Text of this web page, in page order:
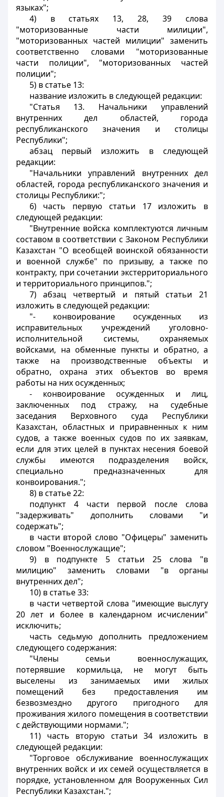
языках";
4) в статьях 13, 28, 39 слова
"моторизованные части милиции",
"моторизованных частей милиции" заменить
соответственно словами "моторизованные
части полиции", "моторизованных частей
полиции";
5) в статье 13:
название изложить в следующей редакции:
"Статья 13. Начальники управлений
внутренних дел областей, города
республиканского значения и столицы
Республики";
абзац первый изложить в следующей
редакции:
"Начальники управлений внутренних дел
областей, города республиканского значения и
столицы Республики:";
6) часть первую статьи 17 изложить в
следующей редакции:
"Внутренние войска комплектуются личным
составом в соответствии с Законом Республики
Казахстан "О всеобщей воинской обязанности
и военной службе" по призыву, а также по
контракту, при сочетании экстерриториального
и территориального принципов.";
7) абзац четвертый и пятый статьи 21
изложить в следующей редакции:
"- конвоирование осужденных из
исправительных учреждений уголовно-
исполнительной системы, охраняемых
войсками, на обменные пункты и обратно, а
также на производственные объекты и
обратно, охрана этих объектов во время
работы на них осужденных;
- конвоирование осужденных и лиц,
заключенных под стражу, на судебные
заседания Верховного суда Республики
Казахстан, областных и приравненных к ним
судов, а также военных судов по их заявкам,
если для этих целей в пунктах несения боевой
службы имеются подразделения войск,
специально предназначенных для
конвоирования.";
8) в статье 22:
подпункт 4 части первой после слова
"задерживать" дополнить словами "и
содержать";
в части второй слово "Офицеры" заменить
словом "Военнослужащие";
9) в подпункте 5 статьи 25 слова "в
милицию" заменить словами "в органы
внутренних дел";
10) в статье 33:
в части четвертой слова "имеющие выслугу
20 лет и более в календарном исчислении"
исключить;
часть седьмую дополнить предложением
следующего содержания:
"Члены семьи военнослужащих,
потерявшие кормильца, не могут быть
выселены из занимаемых ими жилых
помещений без предоставления им
безвозмездно другого пригодного для
проживания жилого помещения в соответствии
с действующими нормами.";
11) часть вторую статьи 34 изложить в
следующей редакции:
"Торговое обслуживание военнослужащих
внутренних войск и их семей осуществляется в
порядке, установленном для Вооруженных Сил
Республики Казахстан.";